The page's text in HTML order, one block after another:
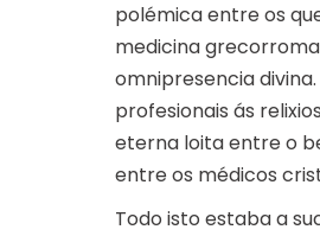
polémica entre os
medicina
omnipresencia
profesionais ás
eterna loita entre o
entre os médicos
Todo isto estaba a